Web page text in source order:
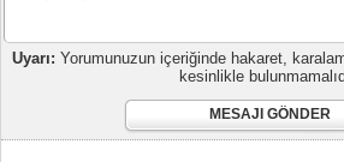
Uyarı: Yorumunuzun içeriğinde hakaret,
kesinlikle
MESAJI GÖNDER